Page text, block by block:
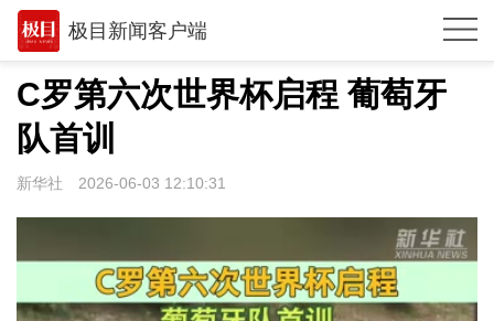
极目新闻客户端
推荐
观点
时政
湖北
武汉
世相
C罗第六次世界杯启程 葡萄牙
队首训
新华社 2026-06-03 12:10:31